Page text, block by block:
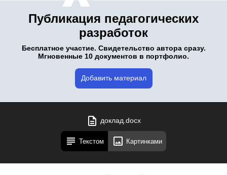
Публикация педагогических
разработок
Бесплатное участие. Свидетельство автора сразу.
Мгновенные 10 документов в портфолио.
Добавить материал
доклад.docx
Текстом Картинками